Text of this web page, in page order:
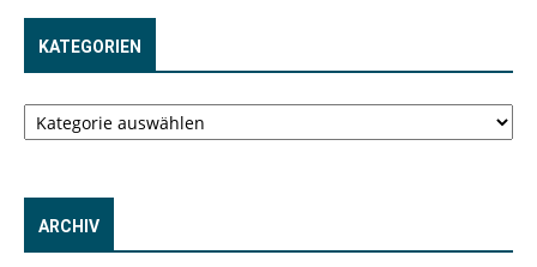
KATEGORIEN
Kategorien
ARCHIV